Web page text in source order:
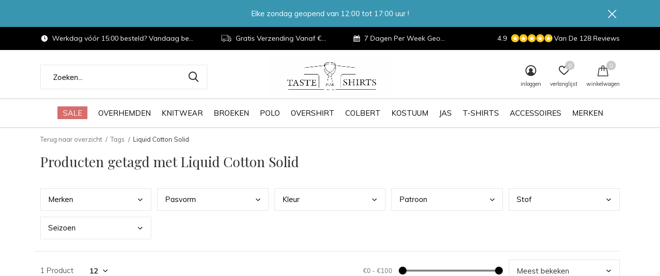
SALE OVERHEMDEN KNITWEAR BROEKEN POLO OVERSHIRT COLBERT KOSTUUM JAS T-SHIRTS ACCESSOIRES MERKEN
inloggen verlanglijst
0
winkelwagen
0
Werkdag vóór 15:00 besteld? Vandaag bezorgd. Gratis Verzending Vanaf €100,- 7 Dagen Per Week Geopend 4.9 Van De 128 Reviews
Elke zondag geopend van 12:00 tot 17:00 uur !
Terug naar overzicht Tags Liquid Cotton Solid
Producten getagd met Liquid Cotton Solid
Merken Pasvorm Kleur Patroon Stof
Seizoen
1 Product €0 - €100